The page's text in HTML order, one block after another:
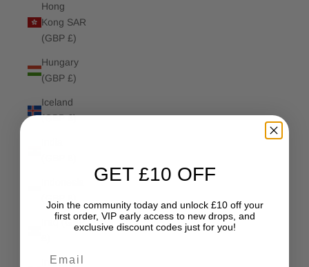
Hong
Kong SAR
(GBP £)
Hungary
(GBP £)
Iceland
(GBP £)
Iraq (GBP
Ireland
GET £10 OFF
Join the community today and unlock £10 off your
first order, VIP early access to new drops, and
exclusive discount codes just for you!